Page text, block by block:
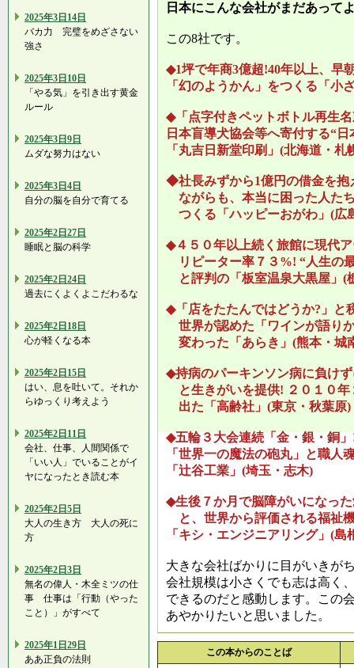
2025年3日14日
バカ力 完璧をめざさない
強さ
2025年3日10日
「やる気」を引き出す黄金
ルール
2025年3日9日
ムダな努力はない
2025年3日4日
自分の脳を自分で育てる
2025年2日27日
睡眠と脳の科学
2025年2日24日
過去にくよくよこだわるな
2025年2日18日
心が軽くなる本
2025年2日15日
はい、息を吐いて。それか
らゆっくり考えよう
2025年2日11日
会社、仕事、人間関係で
「いい人」でいることがイ
ヤになったとき読む本
2025年2日5日
大人の生き方 大人の死に
方
2025年2日3日
無名の偉人・木全ミツの仕
事 仕事は「行動（やった
こと）」がすべて
2025年1日29日
ああ正負の法則
日本にこんな会社がまだあって
この8社です。
◆1坪で年商3億超!40年以上、早
「幻のようかん」をつくる「小
◆「点字付きペットボトル再生
日本盲導犬協会等へ寄付する“日
「丸吉日新堂印刷」(北海道・札
◆社長みずから1億円の借金を抱
ながらも、本当に困った人た
つくる「ハッピーおがわ」(広
◆４５０年以上続く旅館に現代
リピーター率７３%! “人生の
と評判の「板室温泉大黒屋」(
◆「店をたたんではどうか?」と
世界が認めた「ワインが語り
変わった「あらき」(熊本・城
◆持病のパーキンソン病に負け
と生きがいを提供! ２０１０年
出た「高齢社」(東京・秋葉原)
◆五輪３大会連続「金・銀・銅
「世界一の魔法の砲丸」と職人
「辻谷工業」(埼玉・志木)
◆生後７か月で脳障がいになっ
と、世界から評価される福祉
「キシ・エンジニアリング」(島
大きな会社ばかりに目がいきが
会社規模は小さくでも志は高く
できるのだと感動します。この
あやかりたいと思いました。
この本からのことば